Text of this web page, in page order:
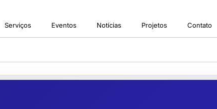
Serviços Eventos Notícias Projetos Contato